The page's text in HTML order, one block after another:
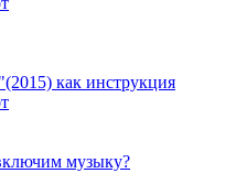
как инструкция
музыку?